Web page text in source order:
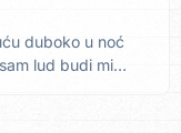
duboko u noć
lud budi mi